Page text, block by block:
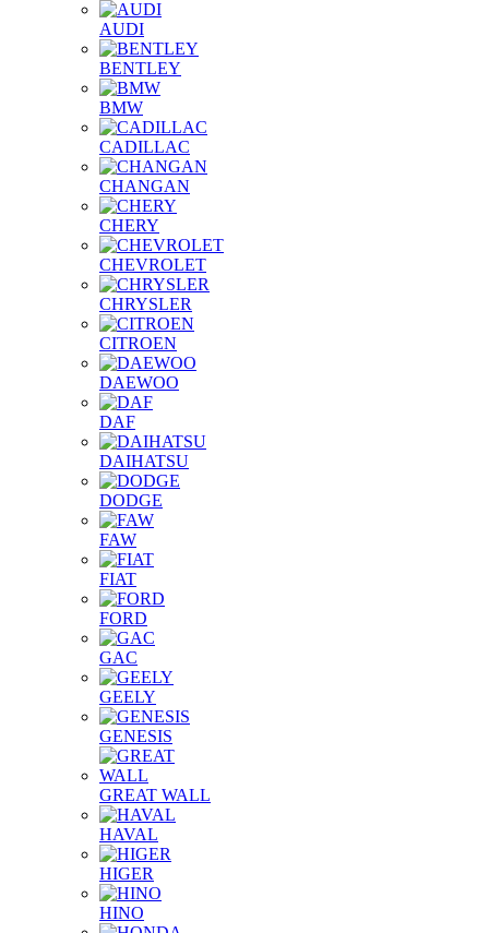
AUDI
BENTLEY
BMW
CADILLAC
CHANGAN
CHERY
CHEVROLET
CHRYSLER
CITROEN
DAEWOO
DAF
DAIHATSU
DODGE
FAW
FIAT
FORD
GAC
GEELY
GENESIS
GREAT WALL
HAVAL
HIGER
HINO